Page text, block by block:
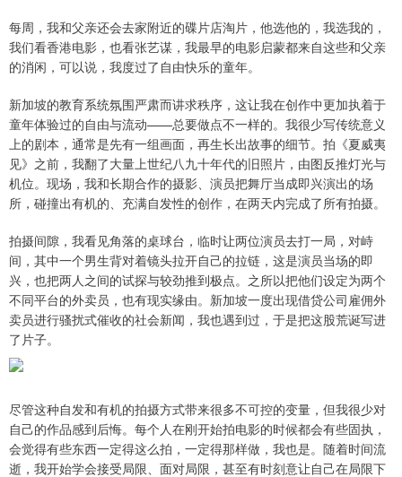
每周，我和父亲还会去家附近的碟片店淘片，他选他的，我选我的，
我们看香港电影，也看张艺谋，我最早的电影启蒙都来自这些和父亲
的消闲，可以说，我度过了自由快乐的童年。
新加坡的教育系统氛围严肃而讲求秩序，这让我在创作中更加执着于
童年体验过的自由与流动——总要做点不一样的。我很少写传统意义
上的剧本，通常是先有一组画面，再生长出故事的细节。拍《夏威夷
见》之前，我翻了大量上世纪八九十年代的旧照片，由图反推灯光与
机位。现场，我和长期合作的摄影、演员把舞厅当成即兴演出的场
所，碰撞出有机的、充满自发性的创作，在两天内完成了所有拍摄。
拍摄间隙，我看见角落的桌球台，临时让两位演员去打一局，对峙
间，其中一个男生背对着镜头拉开自己的拉链，这是演员当场的即
兴，也把两人之间的试探与较劲推到极点。之所以把他们设定为两个
不同平台的外卖员，也有现实缘由。新加坡一度出现借贷公司雇佣外
卖员进行骚扰式催收的社会新闻，我也遇到过，于是把这股荒诞写进
了片子。
尽管这种自发和有机的拍摄方式带来很多不可控的变量，但我很少对
自己的作品感到后悔。每个人在刚开始拍电影的时候都会有些固执，
会觉得有些东西一定得这么拍，一定得那样做，我也是。随着时间流
逝，我开始学会接受局限、面对局限，甚至有时刻意让自己在局限下